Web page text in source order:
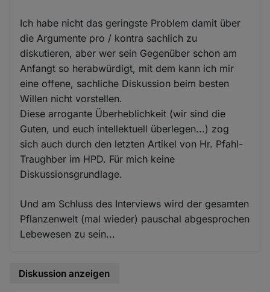
Ich habe nicht das geringste Problem damit über
die Argumente pro / kontra sachlich zu
diskutieren, aber wer sein Gegenüber schon am
Anfangt so herabwürdigt, mit dem kann ich mir
eine offene, sachliche Diskussion beim besten
Willen nicht vorstellen.
Diese arrogante Überheblichkeit (wir sind die
Guten, und euch intellektuell überlegen...) zog
sich auch durch den letzten Artikel von Hr. Pfahl-
Traughber im HPD. Für mich keine
Diskussionsgrundlage.
Und am Schluss des Interviews wird der gesamten
Pflanzenwelt (mal wieder) pauschal abgesprochen
Lebewesen zu sein...
Diskussion anzeigen